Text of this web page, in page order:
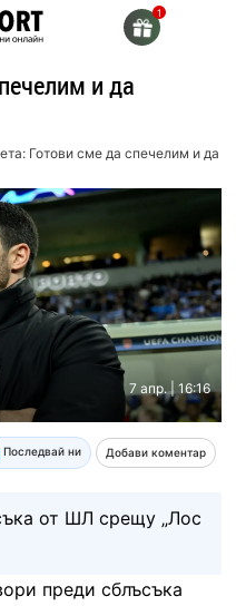
и да
Готови сме да спечелим и да
7 апр. | 16:16
Последвай ни Добави коментар
от ШЛ срещу „Лос
преди сблъсъка